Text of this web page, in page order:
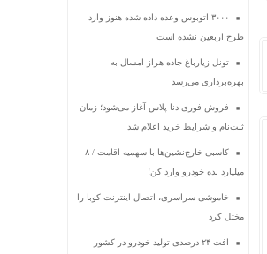
۳۰۰۰ اتوبوس وعده داده شده هنوز وارد
طرح اربعین نشده است
تونل زیارباغ جاده هراز امسال به
بهره‌برداری می‌رسد
فروش فوری دنا پلاس آغاز می‌شود؛ زمان
ثبت‌نام و شرایط خرید اعلام شد
کاسبی خارج‌نشین‌ها با سهمیه اقامت / ۸
میلیارد بده خودرو وارد کن!
خاموشی سراسری، اتصال اینترنت کوبا را
مختل کرد
افت ۲۴ درصدی تولید خودرو در کشور